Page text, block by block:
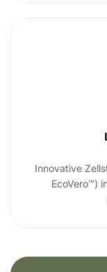
Innovative
EcoVero™)